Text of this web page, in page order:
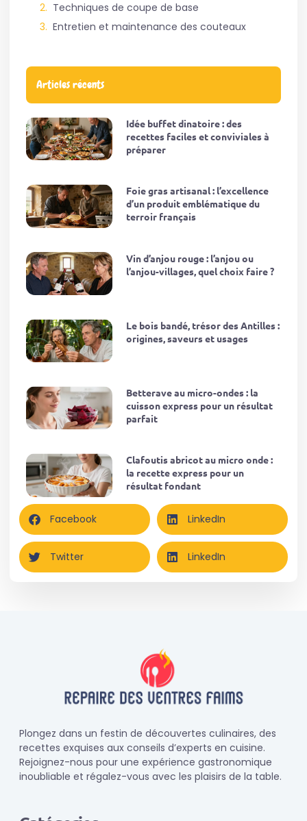
Techniques de coupe de base
Entretien et maintenance des couteaux
Articles récents
Idée buffet dinatoire : des
recettes faciles et conviviales à
préparer
Foie gras artisanal : l’excellence
d’un produit emblématique du
terroir français
Vin d’anjou rouge : l’anjou ou
l’anjou-villages, quel choix faire ?
Le bois bandé, trésor des Antilles :
origines, saveurs et usages
Betterave au micro-ondes : la
cuisson express pour un résultat
parfait
Clafoutis abricot au micro onde :
la recette express pour un
résultat fondant
Facebook LinkedIn
Twitter LinkedIn
Plongez dans un festin de découvertes culinaires, des
recettes exquises aux conseils d’experts en cuisine.
Rejoignez-nous pour une expérience gastronomique
inoubliable et régalez-vous avec les plaisirs de la table.